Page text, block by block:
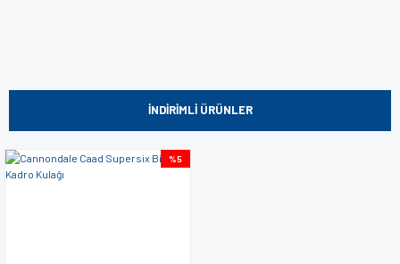
İNDİRİMLİ ÜRÜNLER
%5